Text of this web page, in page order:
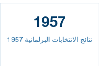
1957
نتائج الانتخابات البرلمانية 1957